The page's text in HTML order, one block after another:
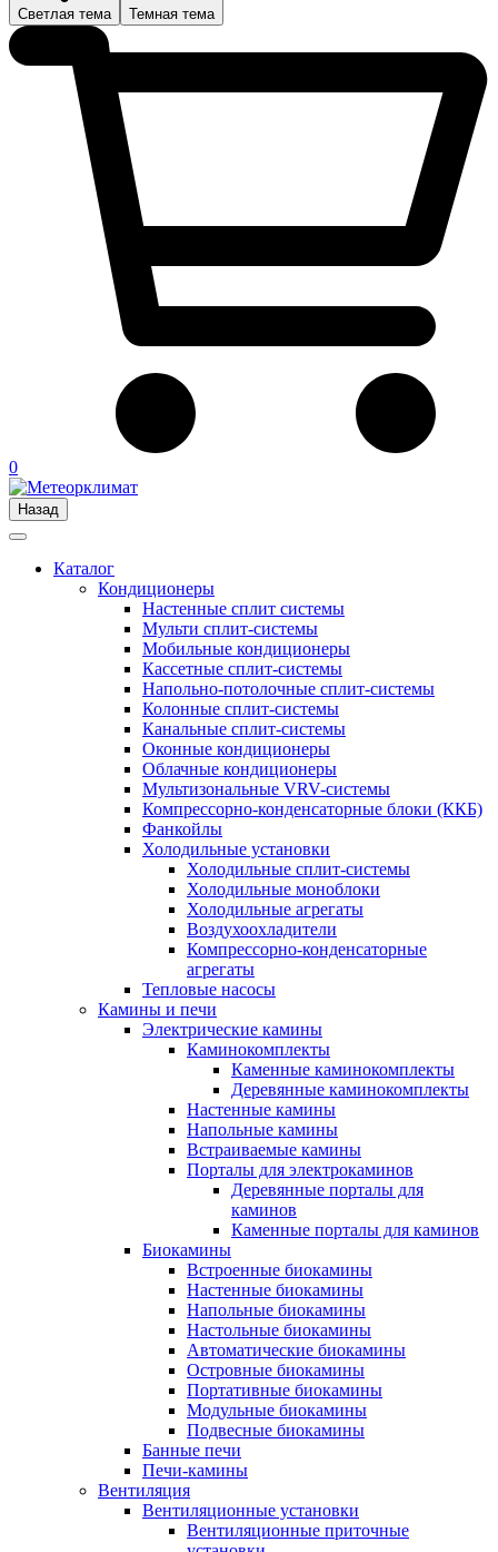
Светлая тема Темная тема
0
Назад
Каталог
Кондиционеры
Настенные сплит системы
Мульти сплит-системы
Мобильные кондиционеры
Кассетные сплит-системы
Напольно-потолочные сплит-системы
Колонные сплит-системы
Канальные сплит-системы
Оконные кондиционеры
Облачные кондиционеры
Мультизональные VRV-системы
Компрессорно-конденсаторные блоки (ККБ)
Фанкойлы
Холодильные установки
Холодильные сплит-системы
Холодильные моноблоки
Холодильные агрегаты
Воздухоохладители
Компрессорно-конденсаторные
агрегаты
Тепловые насосы
Камины и печи
Электрические камины
Каминокомплекты
Каменные каминокомплекты
Деревянные каминокомплекты
Настенные камины
Напольные камины
Встраиваемые камины
Порталы для электрокаминов
Деревянные порталы для
каминов
Каменные порталы для каминов
Биокамины
Встроенные биокамины
Настенные биокамины
Напольные биокамины
Настольные биокамины
Автоматические биокамины
Островные биокамины
Портативные биокамины
Модульные биокамины
Подвесные биокамины
Банные печи
Печи-камины
Вентиляция
Вентиляционные установки
Вентиляционные приточные